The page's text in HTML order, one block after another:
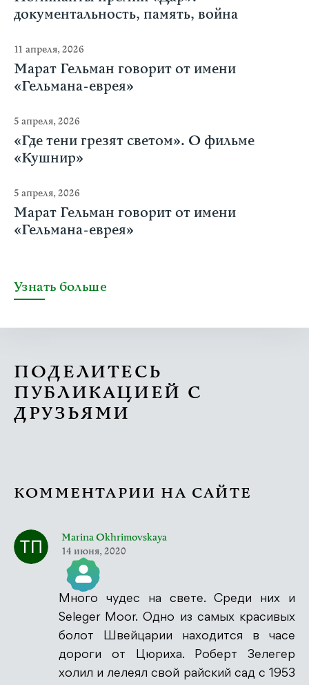
документальность, память, война
11 апреля, 2026
Марат Гельман говорит от имени
«Гельмана-еврея»
5 апреля, 2026
«Где тени грезят светом». О фильме
«Кушнир»
5 апреля, 2026
Марат Гельман говорит от имени
«Гельмана-еврея»
Узнать больше
ПОДЕЛИТЕСЬ
ПУБЛИКАЦИЕЙ С
ДРУЗЬЯМИ
КОММЕНТАРИИ НА САЙТЕ
Marina Okhrimovskaya
14 июня, 2020
Значок &quot;Реальный человек&quot;
Антиспам от CleanTalk
Много чудес на свете. Среди них и
Seleger Moor. Одно из самых красивых
болот Швейцарии находится в часе
дороги от Цюриха. Роберт Зелегер
холил и лелеял свой райский сад с 1953